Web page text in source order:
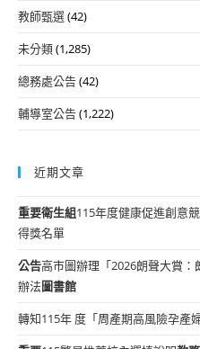
教師甄選(42)
未分類(1,285)
總務處公告(42)
輔導室公告(1,222)
近期文章
重要衛生組115年度健康促進創意
得獎名單
公告高市圖辦理「2026朗聲大賞
辦法圖書館
轉知115年 度「周產期高風險孕產